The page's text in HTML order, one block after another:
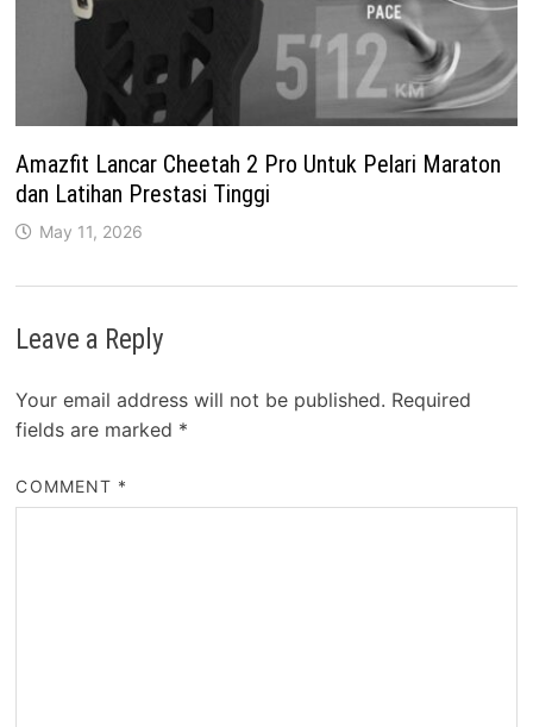
Amazfit Lancar Cheetah 2 Pro Untuk Pelari Maraton
dan Latihan Prestasi Tinggi
May 11, 2026
Leave a Reply
Your email address will not be published. Required
fields are marked *
COMMENT *